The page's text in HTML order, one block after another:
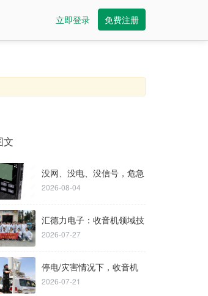
立即登录 免费注册
文
没网、没电、没信号，危急
时刻的信息「生命
2026-08-04
汇德力电子：收音机领域技
术型定制制造服务
2026-07-27
停电/灾害情况下，收音机
的重要性（应急场
2026-07-21